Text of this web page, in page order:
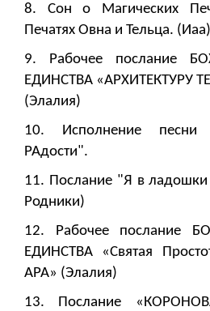
8. Сон о Магических
Печатях Овна и Тельца. (Иаа)
9. Рабочее послание
ЕДИНСТВА «АРХИТЕКТУРУ
(Элалия)
10. Исполнение песни
РАдости".
11. Послание "Я в ладошки
Родники)
12. Рабочее послание
ЕДИНСТВА «Святая
АРА» (Элалия)
13. Послание